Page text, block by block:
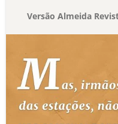
Versão Almeida